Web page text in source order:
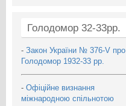
Голодомор 32-33рр.
- Закон України № 376-V про
Голодомор 1932-33 рр.
- Офіційне визнання
міжнародною спільнотою